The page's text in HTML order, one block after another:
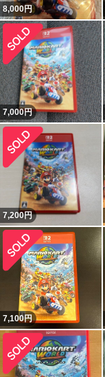
8,000円
7,000円
7,200円
7,100円